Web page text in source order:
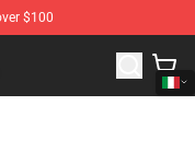
$100
Backpack Store